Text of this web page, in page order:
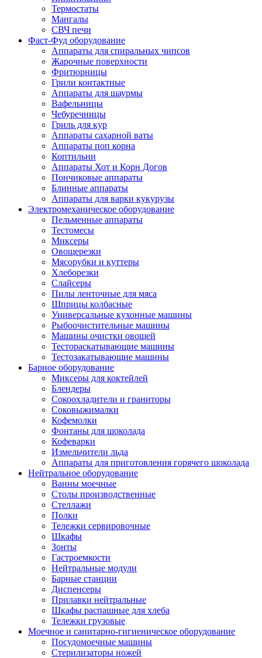
Термостаты
Мангалы
СВЧ печи
Фаст-Фуд оборудование
Аппараты для спиральных чипсов
Жарочные поверхности
Фритюрницы
Грили контактные
Аппараты для шаурмы
Вафельницы
Чебуречницы
Гриль для кур
Аппараты сахарной ваты
Аппараты поп корна
Коптильни
Аппараты Хот и Корн Догов
Пончиковые аппараты
Блинные аппараты
Аппараты для варки кукурузы
Электромеханическое оборудование
Пельменные аппараты
Тестомесы
Миксеры
Овощерезки
Мясорубки и куттеры
Хлеборезки
Слайсеры
Пилы ленточные для мяса
Шприцы колбасные
Универсальные кухонные машины
Рыбоочистительные машины
Машины очистки овощей
Тестораскатывающие машины
Тестозакатывающие машины
Барное оборудование
Миксеры для коктейлей
Блендеры
Сокоохладители и граниторы
Соковыжималки
Кофемолки
Фонтаны для шоколада
Кофеварки
Измельчители льда
Аппараты для приготовления горячего шоколада
Нейтральное оборудование
Ванны моечные
Столы производственные
Стеллажи
Полки
Тележки сервировочные
Шкафы
Зонты
Гастроемкости
Нейтральные модули
Барные станции
Диспенсеры
Прилавки нейтральные
Шкафы распашные для хлеба
Тележки грузовые
Моечное и санитарно-гигиеническое оборудование
Посудомоечные машины
Стерилизаторы ножей